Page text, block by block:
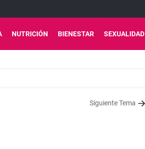
NUTRICIÓN BIENESTAR SEXUALIDAD
Siguiente Tema